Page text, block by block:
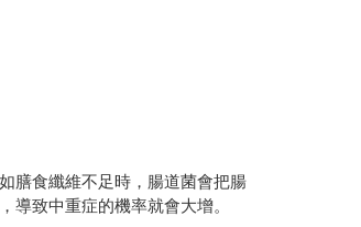
膳食纖維不足時，腸道菌會把腸
致中重症的機率就會大增。